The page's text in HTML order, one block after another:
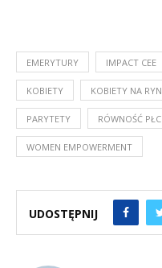
EMERYTURY IMPACT CEE
KOBIETY KOBIETY NA
PARYTETY RÓWNOŚĆ PŁCI
WOMEN EMPOWERMENT
UDOSTĘPNIJ